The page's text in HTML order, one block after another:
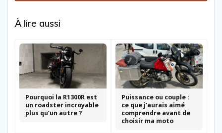
À lire aussi
Pourquoi la R1300R est
un roadster incroyable
plus qu’un autre ?
Puissance ou couple :
ce que j’aurais aimé
comprendre avant de
choisir ma moto